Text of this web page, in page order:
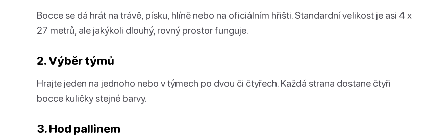
Bocce se dá hrát na trávě, písku, hlíně nebo na oficiálním hřišti. Standardní velikost je asi 4 x
27 metrů, ale jakýkoli dlouhý, rovný prostor funguje.
2. Výběr týmů
Hrajte jeden na jednoho nebo v týmech po dvou či čtyřech. Každá strana dostane čtyři
bocce kuličky stejné barvy.
3. Hod pallinem